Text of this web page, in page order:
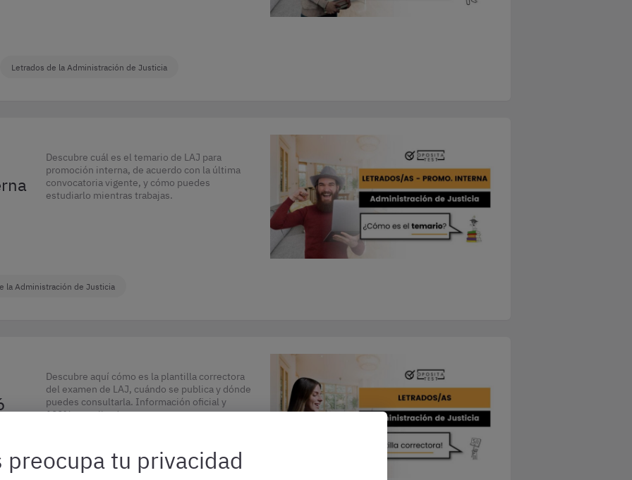
Letrados de la Administración de Justicia
Descubre cuál es el temario de LAJ para
promoción interna, de acuerdo con la última
convocatoria vigente, y cómo puedes
estudiarlo mientras trabajas.
la Administración de Justicia
Descubre aquí cómo es la plantilla correctora
del examen de LAJ, cuándo se publica y dónde
puedes consultarla. Información oficial y
100% actualizada.
preocupa tu privacidad